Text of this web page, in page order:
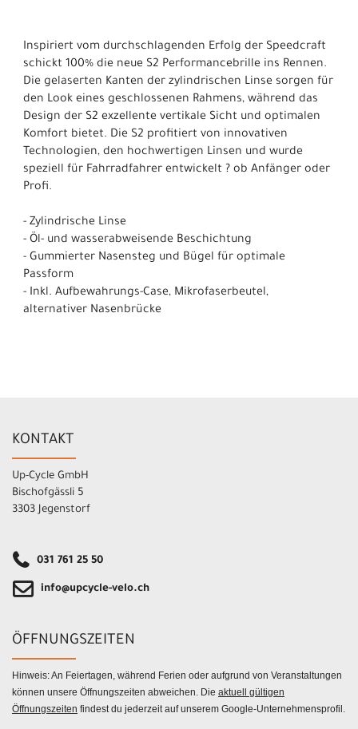
Inspiriert vom durchschlagenden Erfolg der Speedcraft
schickt 100% die neue S2 Performancebrille ins Rennen.
Die gelaserten Kanten der zylindrischen Linse sorgen für
den Look eines geschlossenen Rahmens, während das
Design der S2 exzellente vertikale Sicht und optimalen
Komfort bietet. Die S2 profitiert von innovativen
Technologien, den hochwertigen Linsen und wurde
speziell für Fahrradfahrer entwickelt ? ob Anfänger oder
Profi.
- Zylindrische Linse
- Öl- und wasserabweisende Beschichtung
- Gummierter Nasensteg und Bügel für optimale
Passform
- Inkl. Aufbewahrungs-Case, Mikrofaserbeutel,
alternativer Nasenbrücke
KONTAKT
Up-Cycle GmbH
Bischofgässli 5
3303 Jegenstorf
031 761 25 50
info@upcycle-velo.ch
ÖFFNUNGSZEITEN
Hinweis: An Feiertagen, während Ferien oder aufgrund von Veranstaltungen
können unsere Öffnungszeiten abweichen. Die aktuell gültigen
Öffnungszeiten findest du jederzeit auf unserem Google-Unternehmensprofil.